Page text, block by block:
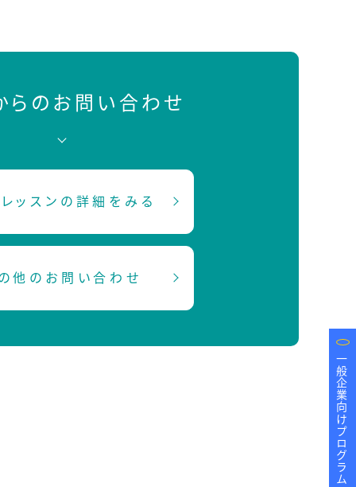
一般企業向けプログラム
らのお問い合わせ
ッスンの詳細をみる
他のお問い合わせ